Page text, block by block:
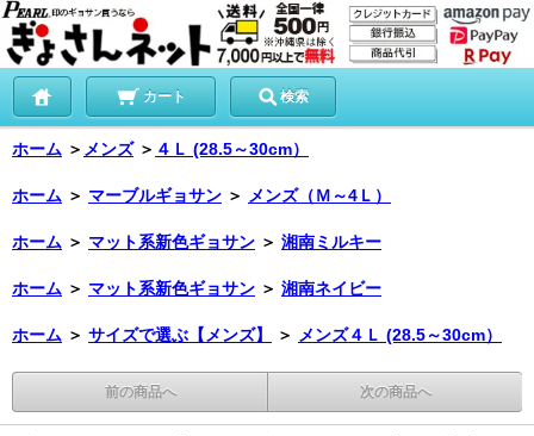
カート 検索
ホーム ＞ メンズ ＞ ４Ｌ (28.5～30cm）
ホーム ＞ マーブルギョサン ＞ メンズ（Ｍ～4Ｌ）
ホーム ＞ マット系新色ギョサン ＞ 湘南ミルキー
ホーム ＞ マット系新色ギョサン ＞ 湘南ネイビー
ホーム ＞ サイズで選ぶ【メンズ】 ＞ メンズ４Ｌ (28.5～30cm）
前の商品へ 次の商品へ